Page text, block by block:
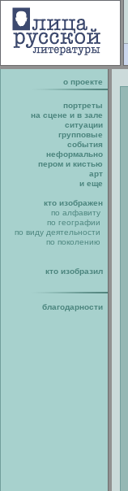
о проекте
портреты
на сцене и в зале
ситуации
групповые
события
неформально
пером и кистью
арт
и еще
кто изображен
по алфавиту
по географии
по виду деятельности
по поколению
кто изобразил
благодарности